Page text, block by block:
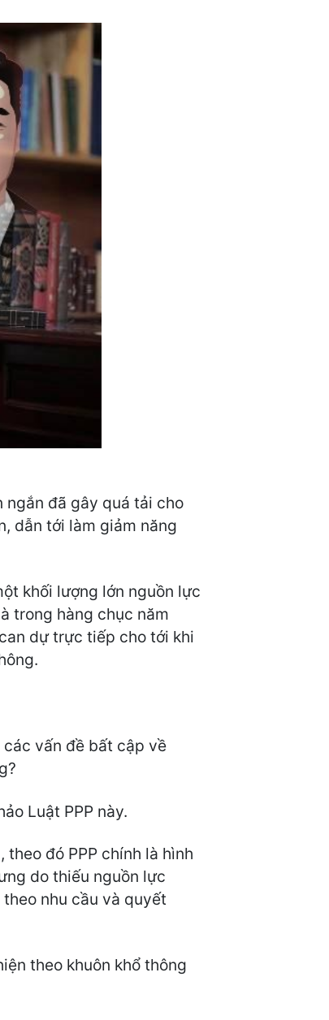
ngắn đã gây quá tải cho
dẫn tới làm giảm năng
khối lượng lớn nguồn lực
trong hàng chục năm
dự trực tiếp cho tới khi
vấn đề bất cập về
Luật PPP này.
đó PPP chính là hình
do thiếu nguồn lực
nhu cầu và quyết
theo khuôn khổ thông